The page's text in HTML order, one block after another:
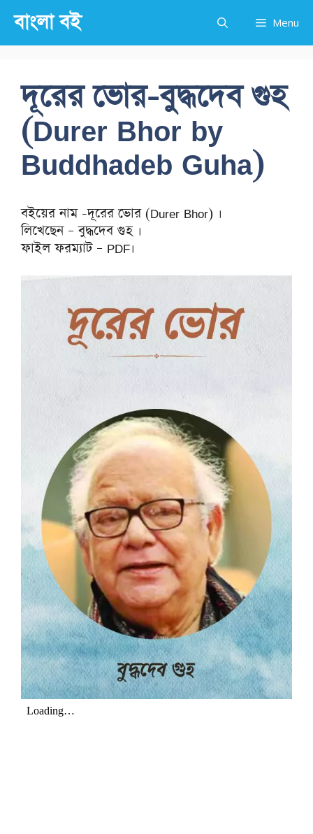
content
বাংলা বই Menu
দূরের ভোর-বুদ্ধদেব গুহ
(Durer Bhor by
Buddhadeb Guha)
বইয়ের নাম -দূরের ভোর (Durer Bhor) ।
লিখেছেন – বুদ্ধদেব গুহ ।
ফাইল ফরম্যাট – PDF।